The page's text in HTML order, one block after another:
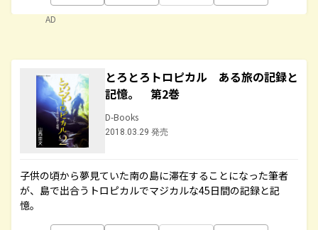
AD
とろとろトロピカル ある旅の記録と
記憶。 第2巻
D-Books
2018.03.29 発売
子供の頃から夢見ていた南の島に滞在することになった筆者
が、島で出合うトロピカルでマジカルな45日間の記録と記
憶。